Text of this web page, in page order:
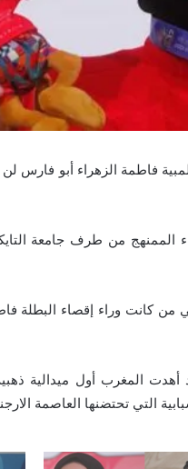
الأولمبية فاطمة الزهراء أبو
من طرف جامعة
كانت وراء إقصاء البطلة
المغرب أول ميدالية
التي تحتضنها العاصمة